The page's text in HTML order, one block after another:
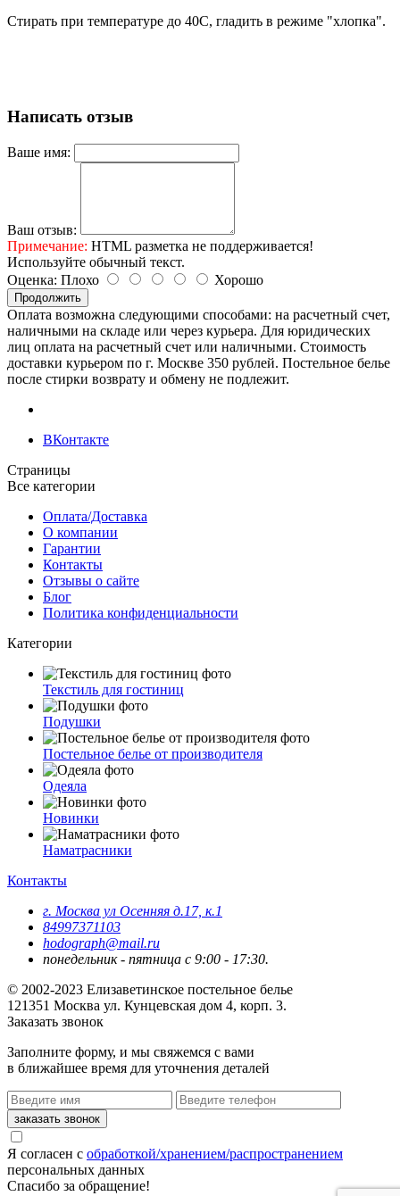
Стирать при температуре до 40С, гладить в режиме "хлопка".
Написать отзыв
Ваше имя:
Ваш отзыв:
Примечание: HTML разметка не поддерживается!
Используйте обычный текст.
Оценка: Плохо Хорошо
Продолжить
Оплата возможна следующими способами: на расчетный счет,
наличными на складе или через курьера. Для юридических
лиц оплата на расчетный счет или наличными. Стоимость
доставки курьером по г. Москве 350 рублей. Постельное белье
после стирки возврату и обмену не подлежит.
ВКонтакте
Страницы
Все категории
Оплата/Доставка
О компании
Гарантии
Контакты
Отзывы о сайте
Блог
Политика конфиденциальности
Категории
Текстиль для гостиниц
Подушки
Постельное белье от производителя
Одеяла
Новинки
Наматрасники
Контакты
г. Москва ул Осенняя д.17, к.1
84997371103
hodograph@mail.ru
понедельник - пятница с 9:00 - 17:30.
© 2002-2023 Елизаветинское постельное белье
121351 Москва ул. Кунцевская дом 4, корп. 3.
Заказать звонок
Заполните форму, и мы свяжемся с вами
в ближайшее время для уточнения деталей
Я согласен с обработкой/хранением/распространением
персональных данных
Спасибо за обращение!